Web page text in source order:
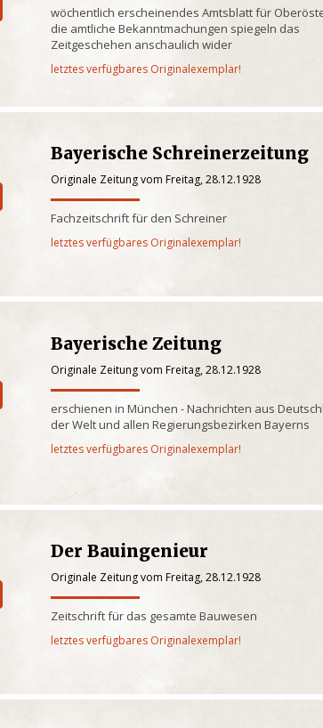
wöchentlich erscheinendes Amtsblatt für
die amtliche Bekanntmachungen spiegeln das
Zeitgeschehen anschaulich wider
letztes verfügbares Originalexemplar!
Bayerische Schreinerzeitung
Originale Zeitung vom Freitag, 28.12.1928
Fachzeitschrift für den Schreiner
letztes verfügbares Originalexemplar!
Bayerische Zeitung
Originale Zeitung vom Freitag, 28.12.1928
erschienen in München - Nachrichten aus
der Welt und allen Regierungsbezirken Bayerns
letztes verfügbares Originalexemplar!
Der Bauingenieur
Originale Zeitung vom Freitag, 28.12.1928
Zeitschrift für das gesamte Bauwesen
letztes verfügbares Originalexemplar!